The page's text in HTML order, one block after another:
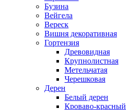
Бузина
Вейгела
Вереск
Вишня декоративная
Гортензия
Древовидная
Крупнолистная
Метельчатая
Черешковая
Дерен
Белый дерен
Кроваво-красный